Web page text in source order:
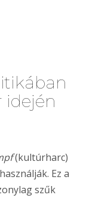
idején
(kultúrharc)
Ez a
szűk